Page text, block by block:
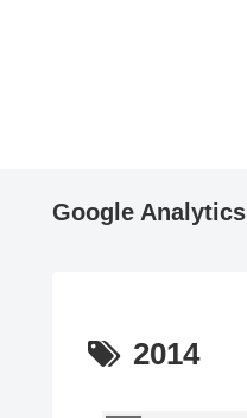
Google Analytics
2014